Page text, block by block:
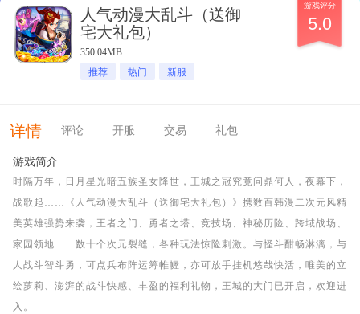
人气动漫大乱斗（送御
宅大礼包）
350.04MB
推荐 热门 新服
游戏评分
5.0
详情 评论 开服 交易 礼包
游戏简介
时隔万年，日月星光暗五族圣女降世，王城之冠究竟问鼎何人，夜幕下，
战歌起……《人气动漫大乱斗（送御宅大礼包）》携数百韩漫二次元风精
美英雄强势来袭，王者之门、勇者之塔、竞技场、神秘历险、跨域战场、
家园领地……数十个次元裂缝，各种玩法惊险刺激。与怪斗酣畅淋漓，与
人战斗智斗勇，可点兵布阵运筹帷幄，亦可放手挂机悠哉快活，唯美的立
绘萝莉、澎湃的战斗快感、丰盈的福利礼物，王城的大门已开启，欢迎进
入。